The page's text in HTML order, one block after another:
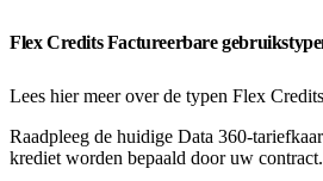
Flex Credits Factureerbare
Lees hier meer over de typen Flex
Raadpleeg de huidige Data 360-
krediet worden bepaald door uw